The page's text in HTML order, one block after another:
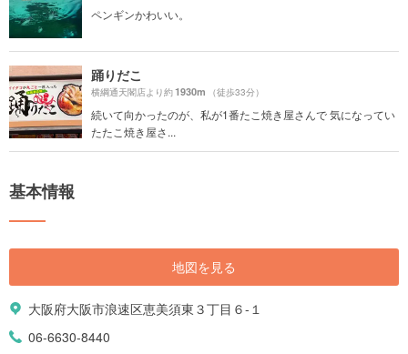
ペンギンかわいい。
踊りだこ
横綱通天閣店より約1930m （徒歩33分）
続いて向かったのが、私が1番たこ焼き屋さんで 気になってい
たたこ焼き屋さ...
基本情報
地図を見る
大阪府大阪市浪速区恵美須東３丁目６-１
06-6630-8440